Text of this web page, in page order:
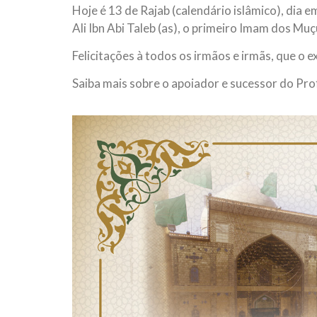
10 DE NOVEMBRO DE 2013
Falecimento do Imam Ali Ibn Al-
relembramos o martírio do quarto Imam dos
Hussein Ibn Ali Ibn Abi Táleb (A.S.), conhecido
Hoje é 13 de Rajab (calendário islâmico), dia
Ali Ibn Abi Taleb (as), o primeiro Imam dos
Felicitações à todos os irmãos e irmãs, que o
Saiba mais sobre o apoiador e sucessor do